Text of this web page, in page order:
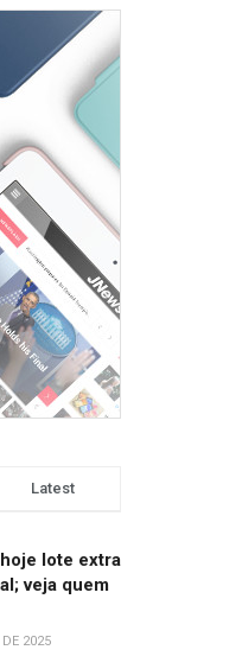
Latest
lote extra
veja quem
2025